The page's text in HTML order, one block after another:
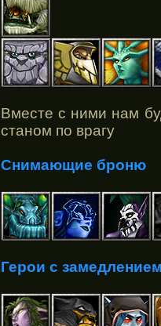
Вместе с ними нам
станом по врагу
Снимающие броню
Герои с